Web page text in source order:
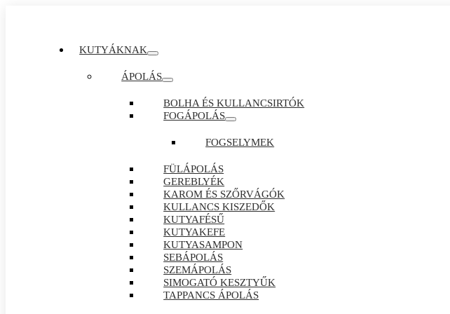
KUTYÁKNAK
ÁPOLÁS
BOLHA ÉS KULLANCSIRTÓK
FOGÁPOLÁS
FOGSELYMEK
FÜLÁPOLÁS
GEREBLYÉK
KAROM ÉS SZŐRVÁGÓK
KULLANCS KISZEDŐK
KUTYAFÉSŰ
KUTYAKEFE
KUTYASAMPON
SEBÁPOLÁS
SZEMÁPOLÁS
SIMOGATÓ KESZTYŰK
TAPPANCS ÁPOLÁS